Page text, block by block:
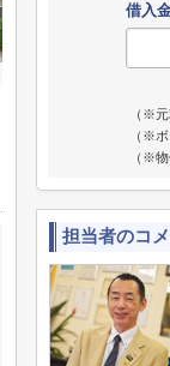
借入
（※
（※
（※
担当者のコ